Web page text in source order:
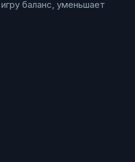
баланс, уменьшает